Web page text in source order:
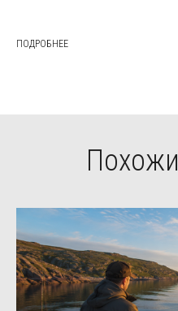
ПОДРОБНЕЕ